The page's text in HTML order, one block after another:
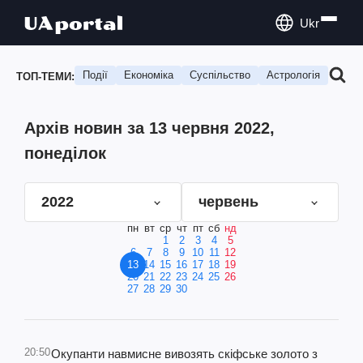
Ukr
ТОП-ТЕМИ: Події Економіка Суспільство Астрологія
Архів новин за 13 червня 2022,
понеділок
2022 червень
пн вт ср чт пт сб нд
1
2 3 4
5
6
7 8 9 10 11 12
13 14 15 16 17 18 19
20 21 22 23 24 25 26
27 28 29 30
20:50Окупанти навмисне вивозять скіфське золото з